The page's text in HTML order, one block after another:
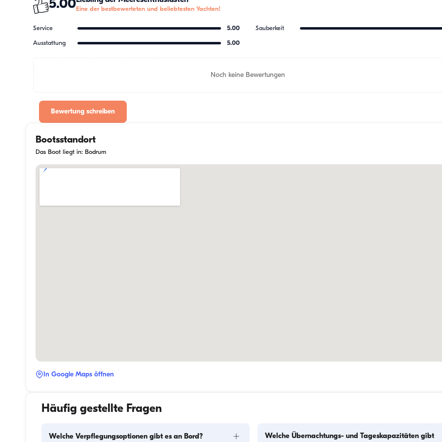
5.00Eine der bestbewerteten und beliebtesten Yachten!
Service 5.00 Sauberkeit
Ausstattung 5.00
Noch keine Bewertungen
Bewertung schreiben
Bootsstandort
Das Boot liegt in: Bodrum
In Google Maps öffnen
Häufig gestellte Fragen
Welche Verpflegungsoptionen gibt es an Bord? + Welche Übernachtungs- und Tageskapazitäten gibt